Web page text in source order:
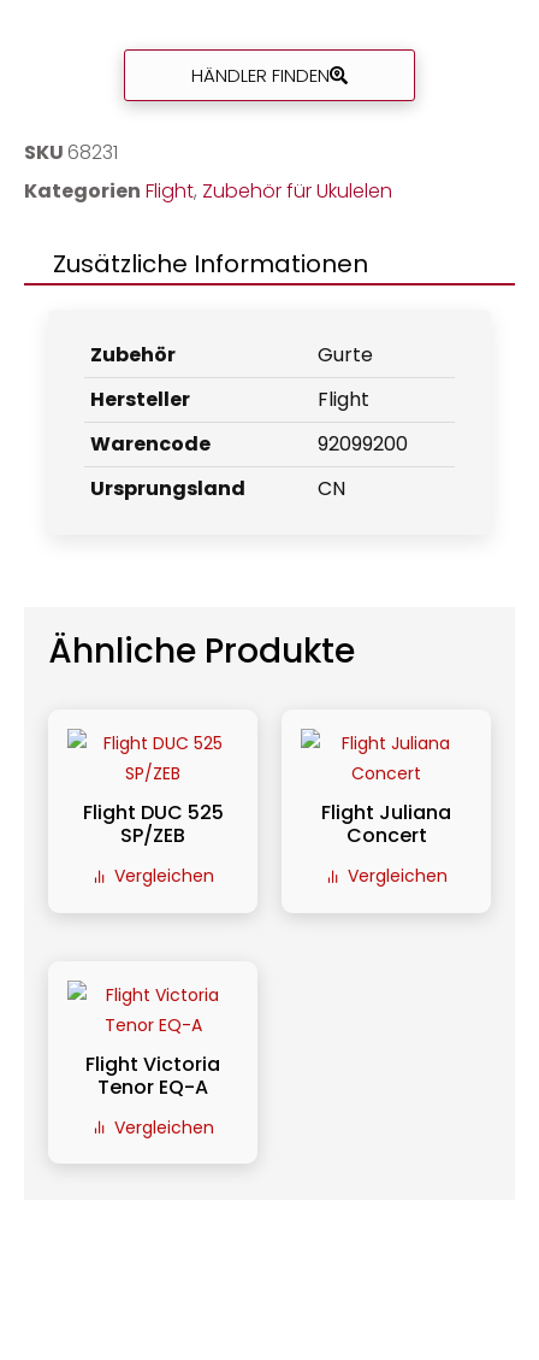
HÄNDLER FINDEN
SKU 68231
Kategorien Flight, Zubehör für Ukulelen
Zusätzliche Informationen
Zubehör
Gurte
Hersteller
Flight
Warencode
92099200
Ursprungsland
CN
Ähnliche Produkte
Flight DUC 525
SP/ZEB
Vergleichen
Flight Juliana
Concert
Vergleichen
Flight Victoria
Tenor EQ-A
Vergleichen